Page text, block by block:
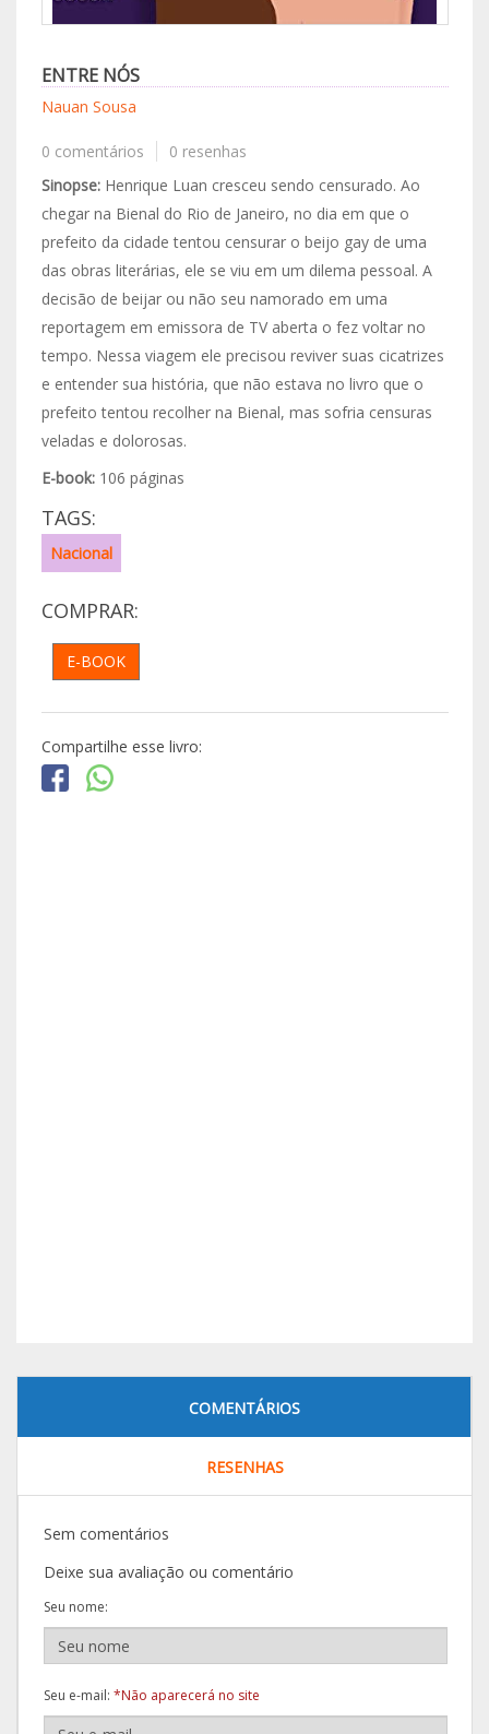
ENTRE NÓS
Nauan Sousa
0 comentários
0 resenhas
Sinopse:Henrique Luan cresceu sendo censurado. Ao
chegar na Bienal do Rio de Janeiro, no dia em que o
prefeito da cidade tentou censurar o beijo gay de uma
das obras literárias, ele se viu em um dilema pessoal. A
decisão de beijar ou não seu namorado em uma
reportagem em emissora de TV aberta o fez voltar no
tempo. Nessa viagem ele precisou reviver suas cicatrizes
e entender sua história, que não estava no livro que o
prefeito tentou recolher na Bienal, mas sofria censuras
veladas e dolorosas.
E-book:106 páginas
TAGS:
Nacional
COMPRAR:
E-BOOK
Compartilhe esse livro:
COMENTÁRIOS
RESENHAS
Sem comentários
Deixe sua avaliação ou comentário
Seu nome:
Seu e-mail: *Não aparecerá no site